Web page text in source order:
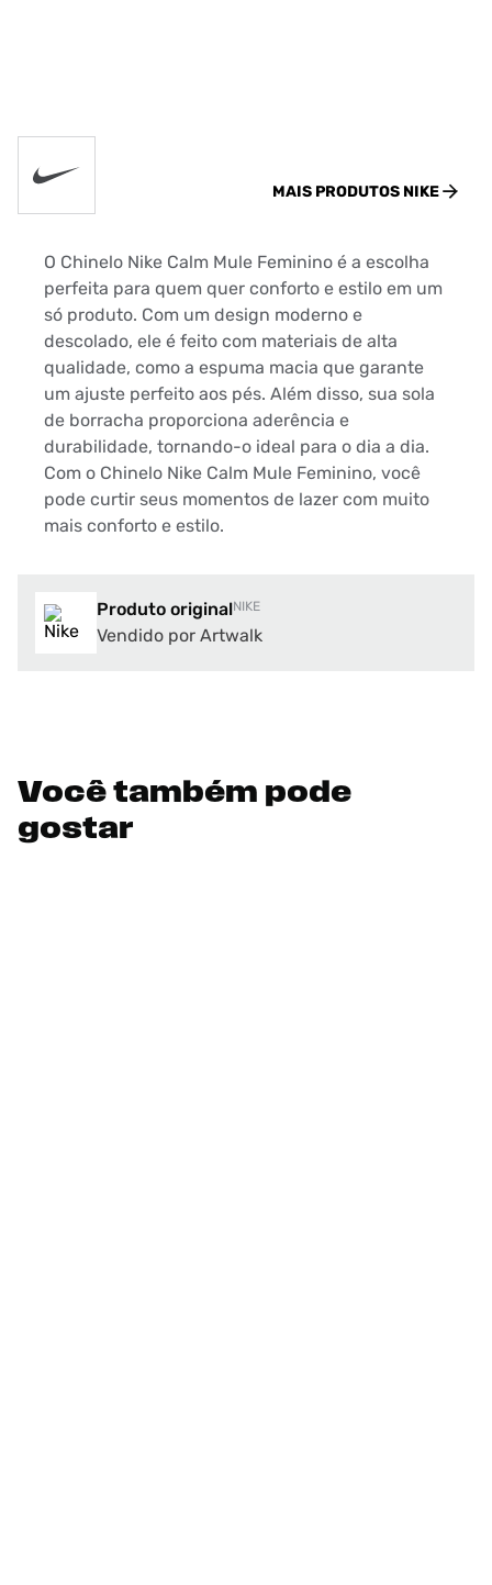
MAIS PRODUTOS NIKE
O Chinelo Nike Calm Mule Feminino é a escolha
perfeita para quem quer conforto e estilo em um
só produto. Com um design moderno e
descolado, ele é feito com materiais de alta
qualidade, como a espuma macia que garante
um ajuste perfeito aos pés. Além disso, sua sola
de borracha proporciona aderência e
durabilidade, tornando-o ideal para o dia a dia.
Com o Chinelo Nike Calm Mule Feminino, você
pode curtir seus momentos de lazer com muito
mais conforto e estilo.
Produto originalNIKE
Vendido por Artwalk
Você também pode
gostar